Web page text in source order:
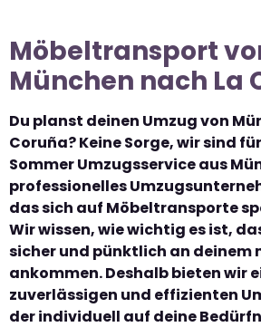
Möbeltransport
München nach La
Du planst deinen Umzug von
Coruña? Keine Sorge, wir sind
Sommer Umzugsservice aus
professionelles
das sich auf Möbeltransporte
Wir wissen, wie wichtig es ist,
sicher und pünktlich an deinem
ankommen. Deshalb bieten wir
zuverlässigen und effizienten
der individuell auf deine